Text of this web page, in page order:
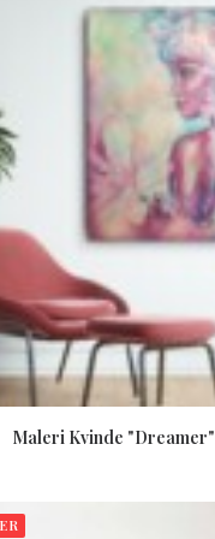
LÆS MERE
Maleri Kvinde "Dreamer"